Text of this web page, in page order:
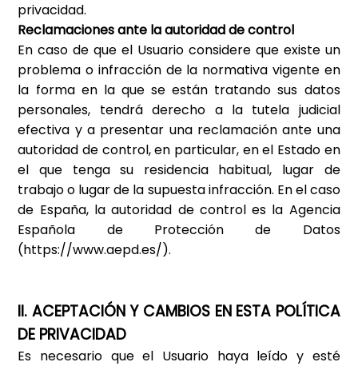
privacidad.
Reclamaciones ante la autoridad de control
En caso de que el Usuario considere que existe un
problema o infracción de la normativa vigente en
la forma en la que se están tratando sus datos
personales, tendrá derecho a la tutela judicial
efectiva y a presentar una reclamación ante una
autoridad de control, en particular, en el Estado en
el que tenga su residencia habitual, lugar de
trabajo o lugar de la supuesta infracción. En el caso
de España, la autoridad de control es la Agencia
Española de Protección de Datos
(https://www.aepd.es/).
II. ACEPTACIÓN Y CAMBIOS EN ESTA POLÍTICA
DE PRIVACIDAD
Es necesario que el Usuario haya leído y esté